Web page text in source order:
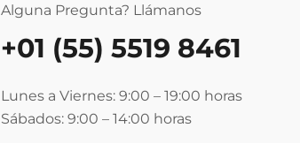
Alguna Pregunta? Llámanos
+01 (55) 5519 8461
Lunes a Viernes: 9:00 – 19:00 horas
Sábados: 9:00 – 14:00 horas